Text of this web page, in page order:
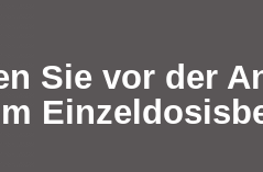
Sie vor der